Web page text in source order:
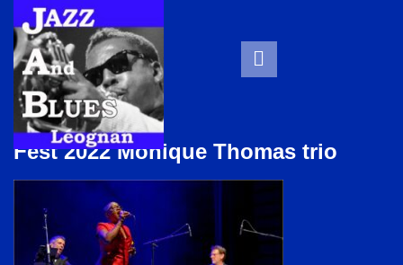
Fest 2022 Monique Thomas trio